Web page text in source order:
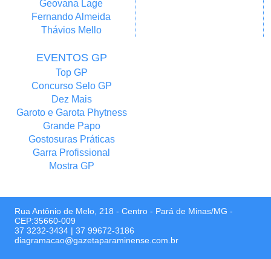
Geovana Lage
Fernando Almeida
Thávios Mello
EVENTOS GP
Top GP
Concurso Selo GP
Dez Mais
Garoto e Garota Phytness
Grande Papo
Gostosuras Práticas
Garra Profissional
Mostra GP
Rua Antônio de Melo, 218 - Centro - Pará de Minas/MG -
CEP:35660-009
37 3232-3434 | 37 99672-3186
diagramacao@gazetaparaminense.com.br